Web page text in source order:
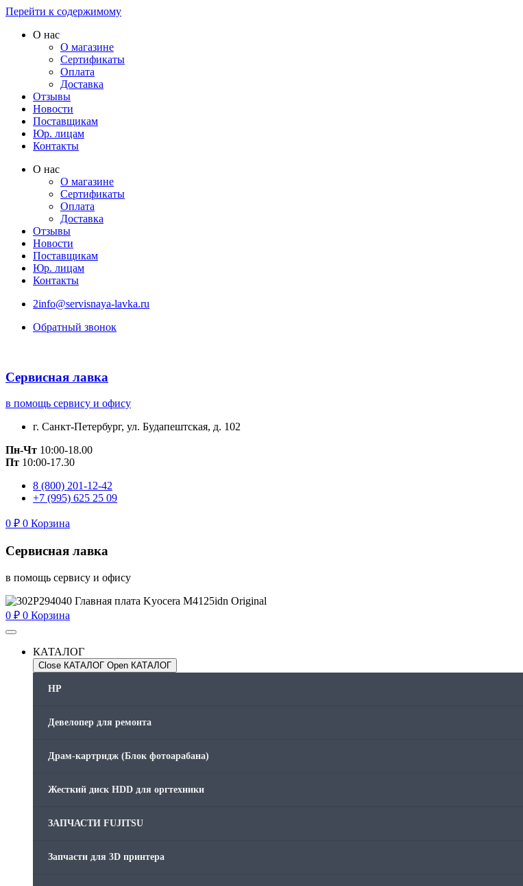
Перейти к содержимому
О нас
О магазине
Сертификаты
Оплата
Доставка
Отзывы
Новости
Поставщикам
Юр. лицам
Контакты
О нас
О магазине
Сертификаты
Оплата
Доставка
Отзывы
Новости
Поставщикам
Юр. лицам
Контакты
2info@servisnaya-lavka.ru
Обратный звонок
Сервисная лавка
в помощь сервису и офису
г. Санкт-Петербург, ул. Будапештская, д. 102
Пн-Чт 10:00-18.00
Пт 10:00-17.30
8 (800) 201-12-42
+7 (995) 625 25 09
0 ₽ 0 Корзина
Сервисная лавка
в помощь сервису и офису
0 ₽ 0 Корзина
КАТАЛОГ
Close КАТАЛОГ Open КАТАЛОГ
HP
Девелопер для ремонта
Драм-картридж (Блок фотоарабана)
Жесткий диск HDD для оргтехники
ЗАПЧАСТИ FUJITSU
Запчасти для 3D принтера